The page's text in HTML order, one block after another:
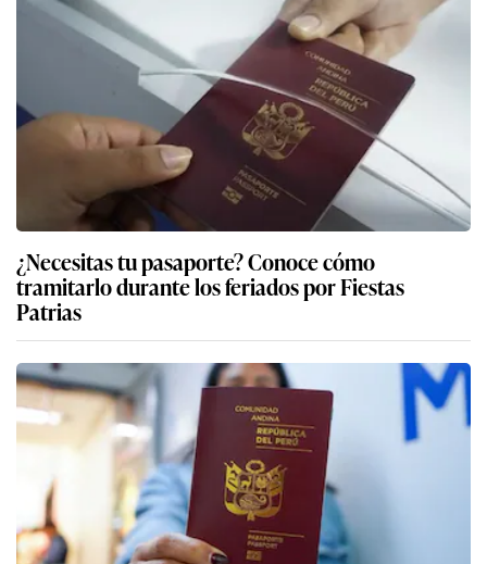
¿Necesitas tu pasaporte? Conoce cómo
tramitarlo durante los feriados por Fiestas
Patrias